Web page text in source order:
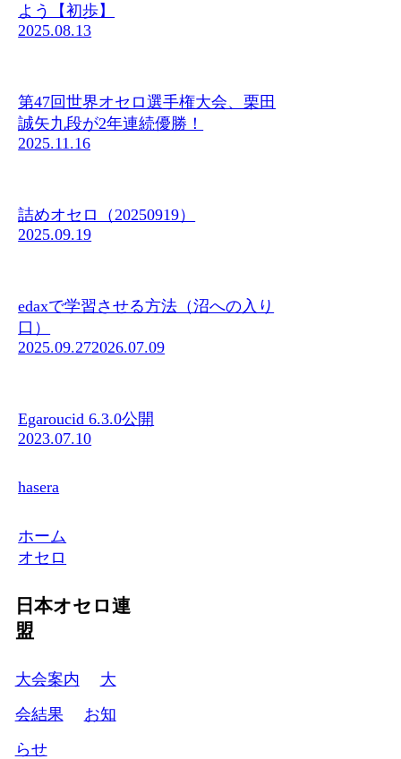
よう【初歩】
2025.08.13
第47回世界オセロ選手権大会、栗田
誠矢九段が2年連続優勝！
2025.11.16
詰めオセロ（20250919）
2025.09.19
edaxで学習させる方法（沼への入り
口）
2025.09.272026.07.09
Egaroucid 6.3.0公開
2023.07.10
hasera
ホーム
オセロ
日本オセロ連
盟
大会案内
大
会結果
お知
らせ